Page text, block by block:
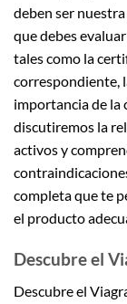
deben ser
que debes
tales como la
correspondiente,
importancia de la
discutiremos la
activos y
completa que te
el producto
Descubre el
Descubre el